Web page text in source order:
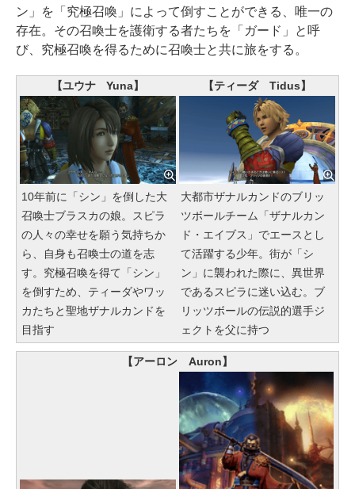
ン」を「究極召喚」によって倒すことができる、唯一の
存在。その召喚士を護衛する者たちを「ガード」と呼
び、究極召喚を得るために召喚士と共に旅をする。
【ユウナ Yuna】 【ティーダ Tidus】
10年前に「シン」を倒した大
召喚士ブラスカの娘。スピラ
の人々の幸せを願う気持ちか
ら、自身も召喚士の道を志
す。究極召喚を得て「シン」
を倒すため、ティーダやワッ
カたちと聖地ザナルカンドを
目指す
大都市ザナルカンドのブリッ
ツボールチーム「ザナルカン
ド・エイブス」でエースとし
て活躍する少年。街が「シ
ン」に襲われた際に、異世界
であるスピラに迷い込む。ブ
リッツボールの伝説的選手ジ
ェクトを父に持つ
【アーロン Auron】